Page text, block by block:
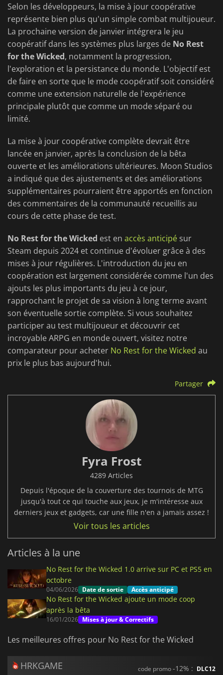
Selon les développeurs, la mise à jour coopérative
représente bien plus qu'un simple combat multijoueur.
La prochaine version de janvier intégrera le jeu
coopératif dans les systèmes plus larges de No Rest
for the Wicked, notamment la progression,
l'exploration et la persistance du monde. L'objectif est
de faire en sorte que le mode coopératif soit considéré
comme une extension naturelle de l'expérience
principale plutôt que comme un mode séparé ou
limité.
La mise à jour coopérative complète devrait être
lancée en janvier, après la conclusion de la bêta
ouverte et les améliorations ultérieures. Moon Studios
a indiqué que des ajustements et des améliorations
supplémentaires pourraient être apportés en fonction
des commentaires de la communauté recueillis au
cours de cette phase de test.
No Rest for the Wicked est en accès anticipé sur
Steam depuis 2024 et continue d'évoluer grâce à des
mises à jour régulières. L'introduction du jeu en
coopération est largement considérée comme l'un des
ajouts les plus importants du jeu à ce jour,
rapprochant le projet de sa vision à long terme avant
son éventuelle sortie complète. Si vous souhaitez
participer au test multijoueur et découvrir cet
incroyable ARPG en monde ouvert, visitez notre
comparateur pour acheter No Rest for the Wicked au
prix le plus bas aujourd'hui.
Partager
Fyra Frost
4289 Articles
Depuis l'époque de la couverture des tournois de MTG
jusqu'à tout ce qui touche aux jeux, je m'intéresse aux
derniers jeux et gadgets, car une fille n'en a jamais assez !
Voir tous les articles
Articles à la une
No Rest for the Wicked 1.0 arrive sur PC et PS5 en
octobre
04/06/2026 Date de sortie Accès anticipé
No Rest for the Wicked ajoute un mode coop
après la bêta
16/01/2026 Mises à jour & Correctifs
Les meilleures offres pour No Rest for the Wicked
HRKGAME code promo-12% : DLC12